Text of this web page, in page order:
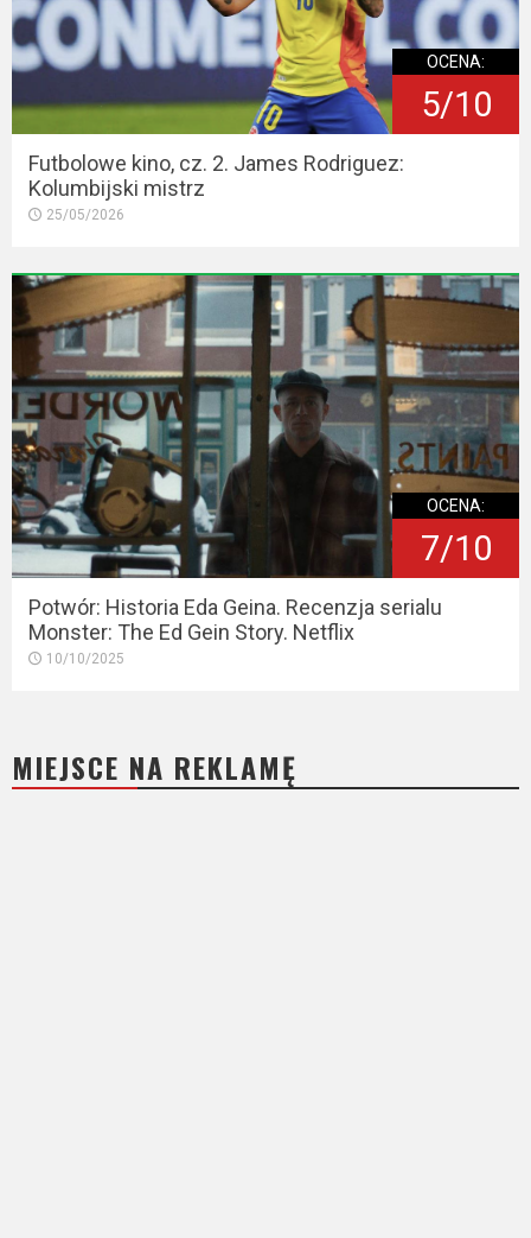
OCENA:
5/10
Futbolowe kino, cz. 2. James Rodriguez:
Kolumbijski mistrz
25/05/2026
OCENA:
7/10
Potwór: Historia Eda Geina. Recenzja serialu
Monster: The Ed Gein Story. Netflix
10/10/2025
MIEJSCE NA REKLAMĘ